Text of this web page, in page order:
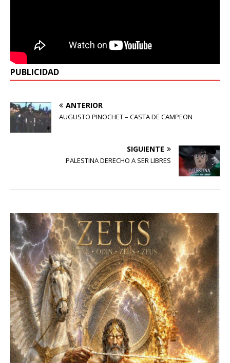
PUBLICIDAD
ANTERIOR
AUGUSTO PINOCHET – CASTA DE CAMPEON
SIGUIENTE
PALESTINA DERECHO A SER LIBRES